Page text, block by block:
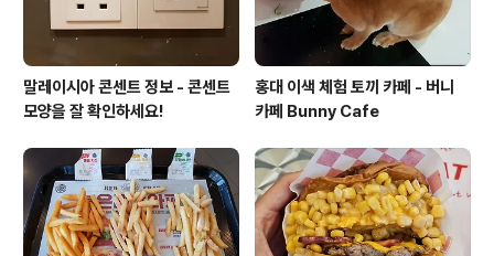
말레이시아 콘센트 정보 - 콘센트
모양을 잘 확인하세요!
홍대 이색 체험 토끼 카페 - 버니
카페 Bunny Cafe